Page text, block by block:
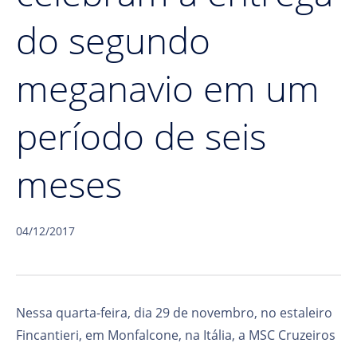
do segundo
meganavio em um
período de seis
meses
04/12/2017
Nessa quarta-feira, dia 29 de novembro, no estaleiro
Fincantieri, em Monfalcone, na Itália, a MSC Cruzeiros